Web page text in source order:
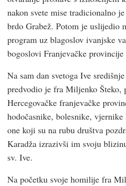
nakon svete mise tradicionalno
brdo Grabež. Potom je uslijedio
program uz blagoslov ivanjske
bogoslovi Franjevačke provincije
Na sam dan svetoga Ive
predvodio je fra Miljenko Šteko,
Hercegovačke franjevačke
hodočasnike, bolesnike,
one koji su na rubu društva
Karadža izrazivši im svoju
sv. Ive.
Na početku svoje homilije fra